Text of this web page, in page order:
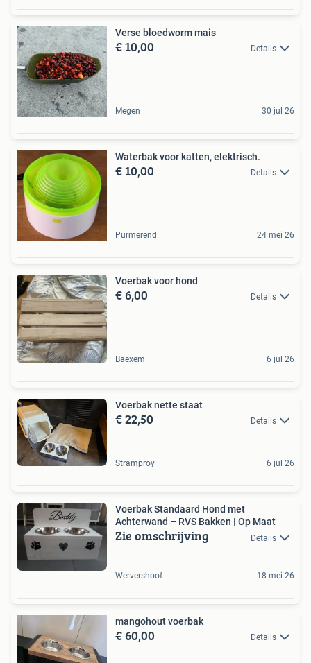
Verse bloedworm mais
€ 10,00 Details
Megen 30 jul 26
Waterbak voor katten, elektrisch.
€ 10,00 Details
Purmerend 24 mei 26
Voerbak voor hond
€ 6,00 Details
Baexem 6 jul 26
Voerbak nette staat
€ 22,50 Details
Stramproy 6 jul 26
Voerbak Standaard Hond met
Achterwand – RVS Bakken | Op Maat
Zie omschrijving Details
Wervershoof 18 mei 26
mangohout voerbak
€ 60,00 Details